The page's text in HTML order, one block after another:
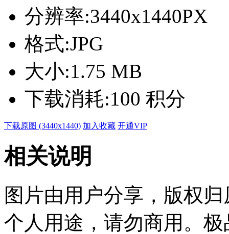
分辨率:3440x1440PX
格式:JPG
大小:1.75 MB
下载消耗:100 积分
下载原图 (3440x1440) 加入收藏 开通VIP
相关说明
图片由用户分享，版权
个人用途，请勿商用。